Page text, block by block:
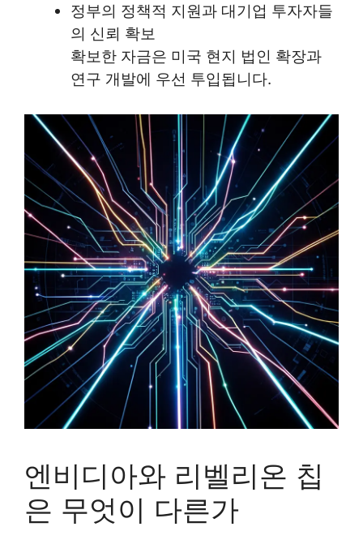
정부의 정책적 지원과 대기업 투자자들
의 신뢰 확보
확보한 자금은 미국 현지 법인 확장과
연구 개발에 우선 투입됩니다.
엔비디아와 리벨리온 칩
은 무엇이 다른가